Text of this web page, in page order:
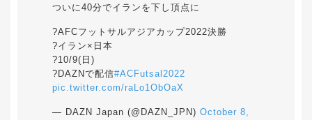
ついに40分でイランを下し頂点に
?AFCフットサルアジアカップ2022決勝
?イラン×日本
?10/9(日)
?DAZNで配信#ACFutsal2022
pic.twitter.com/raLo1ObOaX
— DAZN Japan (@DAZN_JPN) October 8,